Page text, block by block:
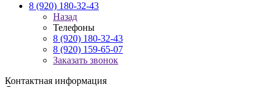
8 (920) 180-32-43
Назад
Телефоны
8 (920) 180-32-43
8 (920) 159-65-07
Заказать звонок
Контактная информация